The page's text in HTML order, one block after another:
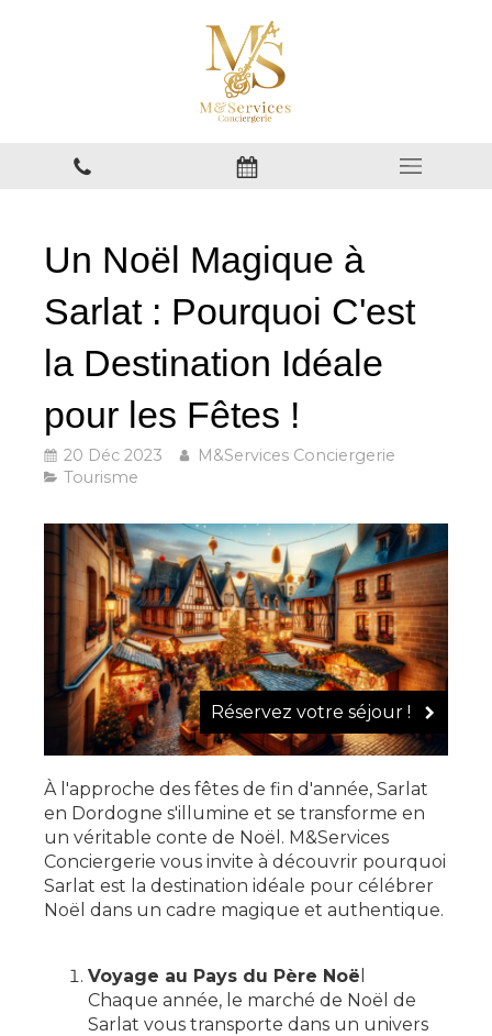
Un Noël Magique à
Sarlat : Pourquoi C'est
la Destination Idéale
pour les Fêtes !
20 Déc 2023
M&Services Conciergerie
Tourisme
Réservez votre séjour !
À l'approche des fêtes de fin d'année, Sarlat
en Dordogne s'illumine et se transforme en
un véritable conte de Noël. M&Services
Conciergerie vous invite à découvrir pourquoi
Sarlat est la destination idéale pour célébrer
Noël dans un cadre magique et authentique.
Voyage au Pays du Père Noë
Chaque année, le marché de Noël de
Sarlat vous transporte dans un univers